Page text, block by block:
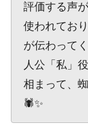
評価する声
使われてお
が伝わって
人公「私」
相まって、
🕷️✨